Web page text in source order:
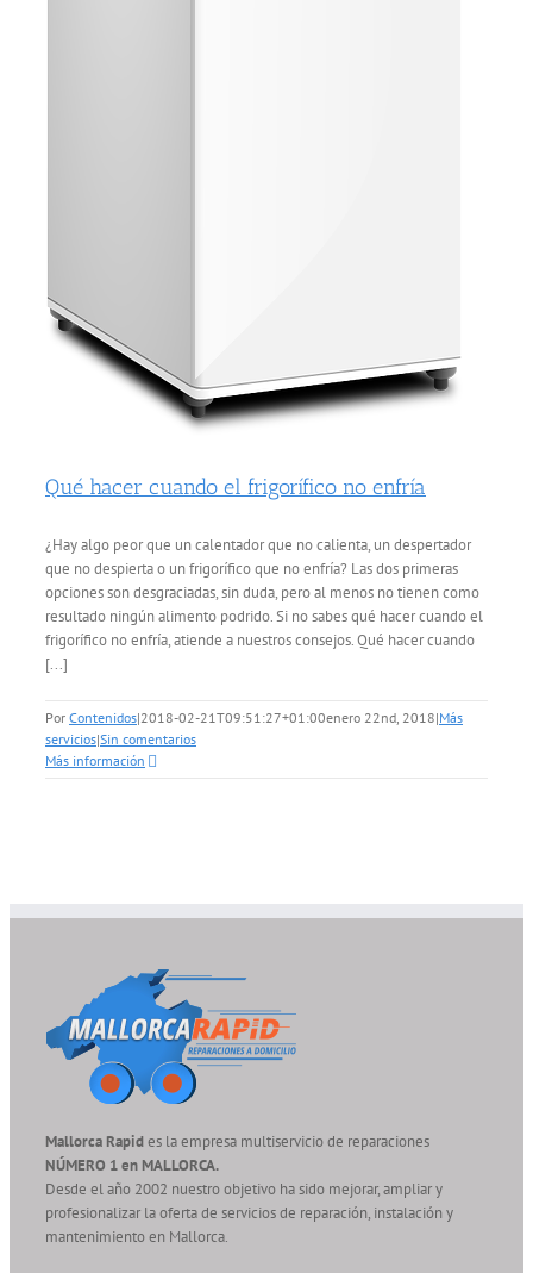
Qué hacer cuando el frigorífico no enfría
¿Hay algo peor que un calentador que no calienta, un despertador
que no despierta o un frigorífico que no enfría? Las dos primeras
opciones son desgraciadas, sin duda, pero al menos no tienen como
resultado ningún alimento podrido. Si no sabes qué hacer cuando el
frigorífico no enfría, atiende a nuestros consejos. Qué hacer cuando
[...]
Por Contenidos|2018-02-21T09:51:27+01:00enero 22nd, 2018|Más
servicios|Sin comentarios
Más información
Mallorca Rapides la empresa multiservicio de reparaciones
NÚMERO 1 en MALLORCA.
Desde el año 2002 nuestro objetivo ha sido mejorar, ampliar y
profesionalizar la oferta de servicios de reparación, instalación y
mantenimiento en Mallorca.